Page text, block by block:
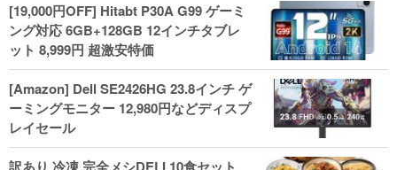
[19,000円OFF] Hitabt P30A G99 ゲーミ
ング対応 6GB+128GB 12インチタブレ
ット 8,999円 超激安特価
[Amazon] Dell SE2426HG 23.8インチ ゲ
ーミングモニター 12,980円などディスプ
レイセール